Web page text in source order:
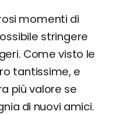
momenti di
stringere
Come visto le
tantissime, e
più valore se
di nuovi amici.